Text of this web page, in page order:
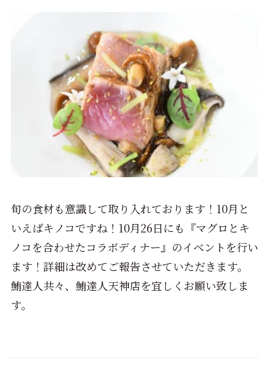
旬の食材も意識して取り入れております！10月と
いえばキノコですね！10月26日にも『マグロとキ
ノコを合わせたコラボディナー』のイベントを行い
ます！詳細は改めてご報告させていただきます。
鮪達人共々、鮪達人天神店を宜しくお願い致しま
す。